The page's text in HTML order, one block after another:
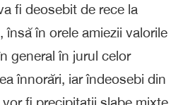
fi deosebit de rece la
în orele amiezii valorile
general în jurul celor
înnorări, iar îndeosebi din